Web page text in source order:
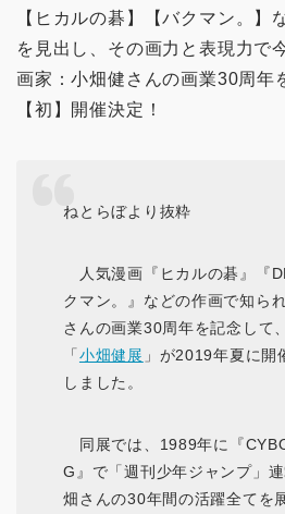
【ヒカルの碁】【バクマン。】
を見出し、その画力と表現力で
画家：小畑健さんの画業30周年
【初】開催決定！
ねとらぼより抜粋
人気漫画『ヒカルの碁』『
クマン。』などの作画で知ら
さんの画業30周年を記念して
「小畑健展 」が2019年夏に開
しました。
同展では、1989年に『
G』で「週刊少年ジャンプ」
畑さんの30年間の活躍全てを